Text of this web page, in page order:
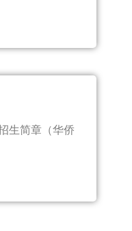
生简章（华侨